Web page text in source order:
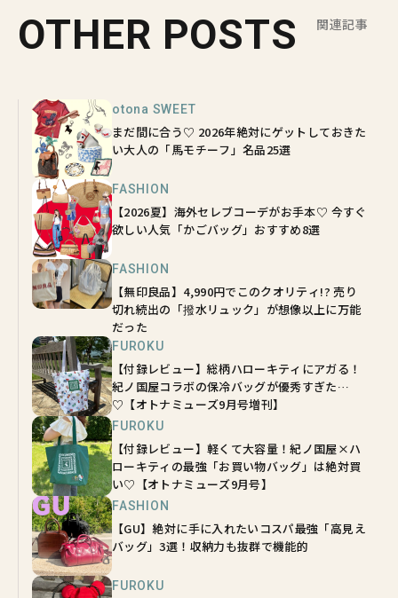
OTHER POSTS 関連記事
otona SWEET
まだ間に合う♡ 2026年絶対にゲットしておきた
い大人の「馬モチーフ」名品25選
FASHION
【2026夏】海外セレブコーデがお手本♡ 今すぐ
欲しい人気「かごバッグ」おすすめ8選
FASHION
【無印良品】4,990円でこのクオリティ!? 売り
切れ続出の「撥水リュック」が想像以上に万能
だった
FUROKU
【付録レビュー】総柄ハローキティにアガる！
紀ノ国屋コラボの保冷バッグが優秀すぎた…
♡【オトナミューズ9月号増刊】
FUROKU
【付録レビュー】軽くて大容量！紀ノ国屋×ハ
ローキティの最強「お買い物バッグ」は絶対買
い♡【オトナミューズ9月号】
FASHION
【GU】絶対に手に入れたいコスパ最強「高見え
バッグ」3選！収納力も抜群で機能的
FUROKU